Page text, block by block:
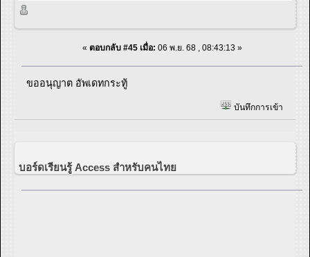
« ตอบกลับ #45 เมื่อ: 06 พ.ย. 68 , 08:43:13 »
ขออนุญาต อัพเดทกระทู้
บันทึกการเข้า
บอร์ดเรียนรู้ Access สำหรับคนไทย